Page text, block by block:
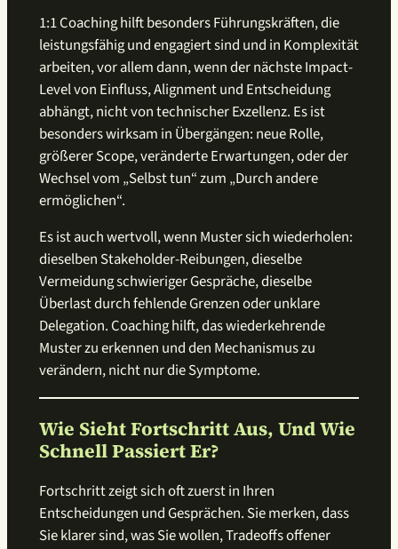
1:1 Coaching hilft besonders Führungskräften, die
leistungsfähig und engagiert sind und in Komplexität
arbeiten, vor allem dann, wenn der nächste Impact-
Level von Einfluss, Alignment und Entscheidung
abhängt, nicht von technischer Exzellenz. Es ist
besonders wirksam in Übergängen: neue Rolle,
größerer Scope, veränderte Erwartungen, oder der
Wechsel vom „Selbst tun“ zum „Durch andere
ermöglichen“.
Es ist auch wertvoll, wenn Muster sich wiederholen:
dieselben Stakeholder-Reibungen, dieselbe
Vermeidung schwieriger Gespräche, dieselbe
Überlast durch fehlende Grenzen oder unklare
Delegation. Coaching hilft, das wiederkehrende
Muster zu erkennen und den Mechanismus zu
verändern, nicht nur die Symptome.
Wie Sieht Fortschritt Aus, Und Wie
Schnell Passiert Er?
Fortschritt zeigt sich oft zuerst in Ihren
Entscheidungen und Gesprächen. Sie merken, dass
Sie klarer sind, was Sie wollen, Tradeoffs offener